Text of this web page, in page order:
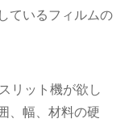
ているフィルムの
リット機が欲し
、幅、材料の硬